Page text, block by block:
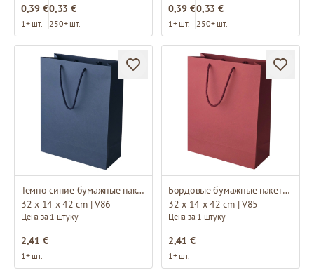
0,39 €
1+ шт.
0,33 €
250+ шт.
0,39 €
1+ шт.
0,33 €
250+ шт.
Темно синие бумажные пакеты с тканевыми ручками
32 x 14 x 42 cm | V86
Цена за 1 штуку
2,41 €
1+ шт.
Бордовые бумажные пакеты с тканевыми ручками
32 x 14 x 42 cm | V85
Цена за 1 штуку
2,41 €
1+ шт.